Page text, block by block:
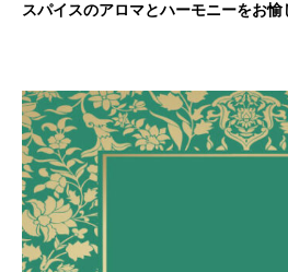
スパイスのアロマとハーモニーをお愉